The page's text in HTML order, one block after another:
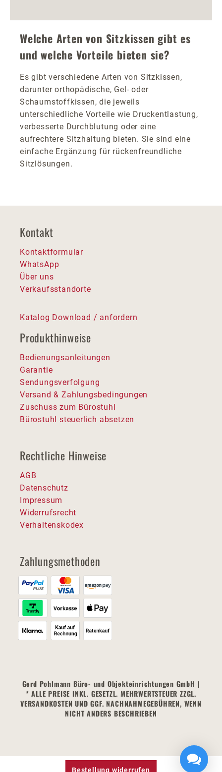
Welche Arten von Sitzkissen gibt es
und welche Vorteile bieten sie?
Es gibt verschiedene Arten von Sitzkissen,
darunter orthopädische, Gel- oder
Schaumstoffkissen, die jeweils
unterschiedliche Vorteile wie Druckentlastung,
verbesserte Durchblutung oder eine
aufrechtere Sitzhaltung bieten. Sie sind eine
einfache Ergänzung für rückenfreundliche
Sitzlösungen.
Kontakt
Kontaktformular
WhatsApp
Über uns
Verkaufsstandorte
Katalog Download / anfordern
Produkthinweise
Bedienungsanleitungen
Garantie
Sendungsverfolgung
Versand & Zahlungsbedingungen
Zuschuss zum Bürostuhl
Bürostuhl steuerlich absetzen
Rechtliche Hinweise
AGB
Datenschutz
Impressum
Widerrufsrecht
Verhaltenskodex
Zahlungsmethoden
Gerd Pohlmann Büro- und Objekteinrichtungen GmbH |
* ALLE PREISE INKL. GESETZL. MEHRWERTSTEUER ZZGL.
VERSANDKOSTEN UND GGF. NACHNAHMEGEBÜHREN, WENN
NICHT ANDERS BESCHRIEBEN
Bestellung widerrufen